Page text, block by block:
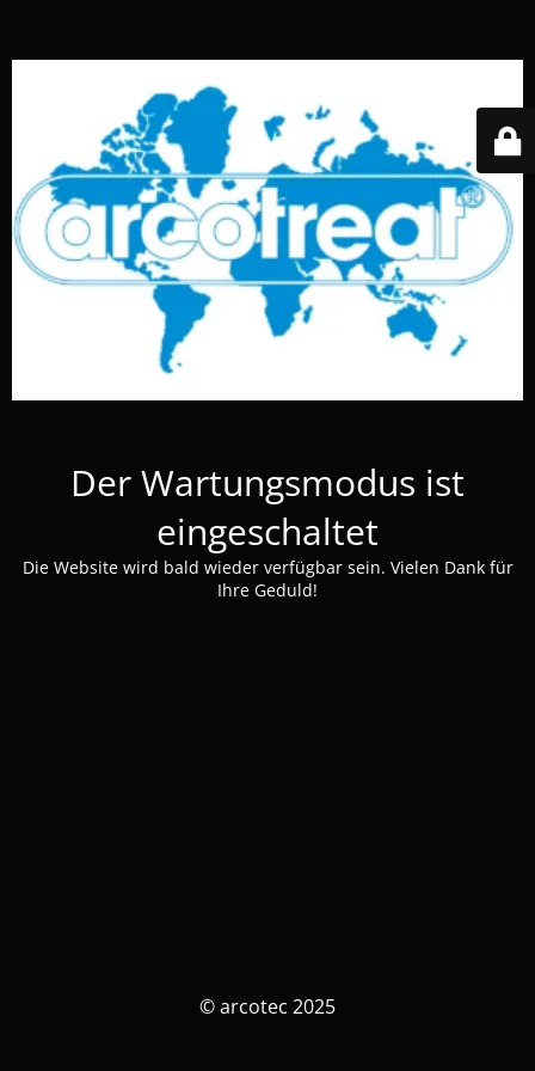
Der Wartungsmodus ist
eingeschaltet
Die Website wird bald wieder verfügbar sein. Vielen Dank für
Ihre Geduld!
© arcotec 2025